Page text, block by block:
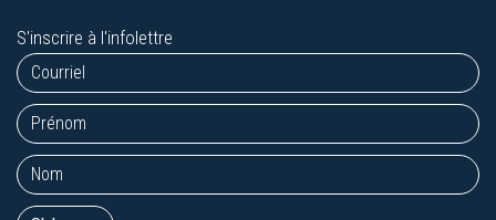
S'inscrire à l'infolettre